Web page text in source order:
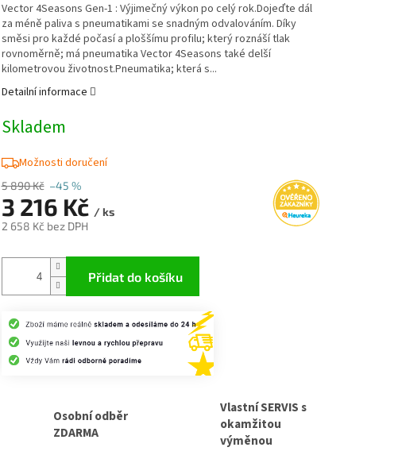
5 890 Kč –45 %
3 216 Kč / ks
2 658 Kč bez DPH
Skladem
Možnosti doručení
Přidat do košíku
Vector 4Seasons Gen-1 : Výjimečný výkon po celý rok.Dojeďte dál
za méně paliva s pneumatikami se snadným odvalováním. Díky
směsi pro každé počasí a ploššímu profilu; který roznáší tlak
rovnoměrně; má pneumatika Vector 4Seasons také delší
kilometrovou životnost.Pneumatika; která s...
Detailní informace
Osobní odběr
ZDARMA
Vlastní SERVIS s
okamžitou
výměnou